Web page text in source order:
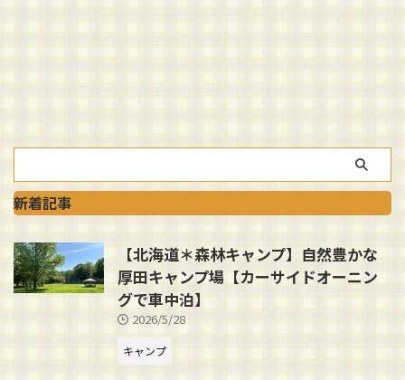
新着記事
【北海道＊森林キャンプ】自然豊かな
厚田キャンプ場【カーサイドオーニン
グで車中泊】
2026/5/28
キャンプ